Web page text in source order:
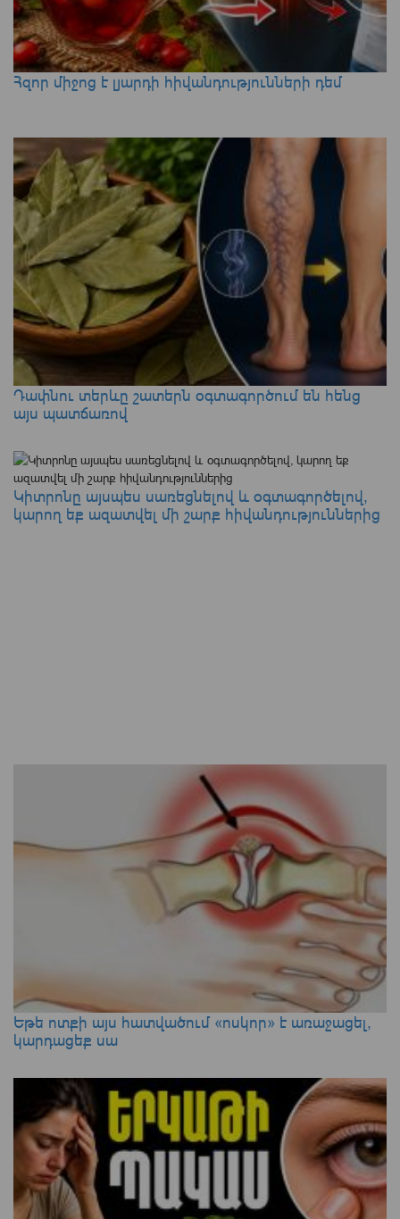
Հզոր միջոց է լյարդի հիվանդությունների դեմ
Դափնու տերևը շատերն օգտագործում են հենց
այս պատճառով
Կիտրոնը այսպես սառեցնելով և օգտագործելով,
կարող եք ազատվել մի շարք հիվանդություններից
Եթե ոտքի այս հատվածում «ոսկոր» է առաջացել,
կարդացեք սա